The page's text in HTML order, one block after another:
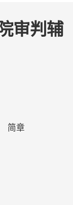
审判辅
简章